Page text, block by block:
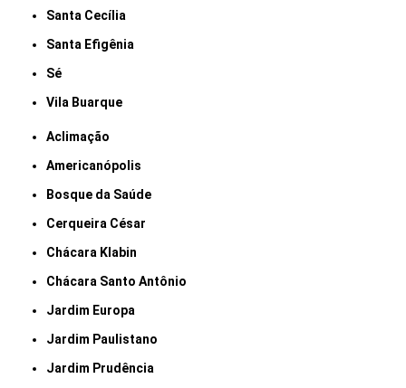
Santa Cecília
Santa Efigênia
Sé
Vila Buarque
Aclimação
Americanópolis
Bosque da Saúde
Cerqueira César
Chácara Klabin
Chácara Santo Antônio
Jardim Europa
Jardim Paulistano
Jardim Prudência